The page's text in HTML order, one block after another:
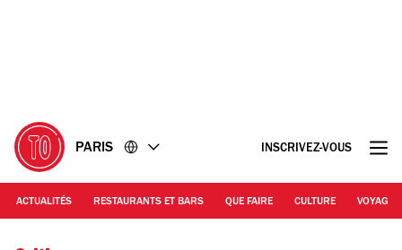
PARIS INSCRIVEZ-VOUS
ACTUALITÉS RESTAURANTS ET BARS QUE FAIRE CULTURE VOYAGE
© Garni